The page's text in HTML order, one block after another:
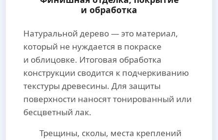
и обработка
Натуральной дерево — это материал,
который не нуждается в покраске
и облицовке. Итоговая обработка
конструкции сводится к подчеркиванию
текстуры древесины. Для защиты
поверхности наносят тонированный или
бесцветный лак.
Трещины, сколы, места креплений